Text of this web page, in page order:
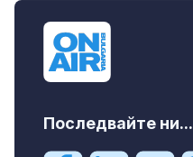
Последвайте ни...